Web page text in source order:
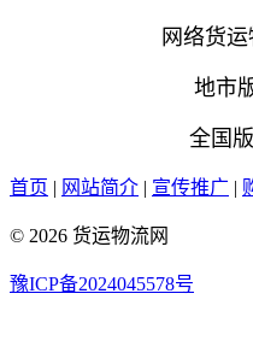
网络货
地市
全国版
首页 | 网站简介 | 宣传推广 |
© 2026 货运物流网
豫ICP备2024045578号